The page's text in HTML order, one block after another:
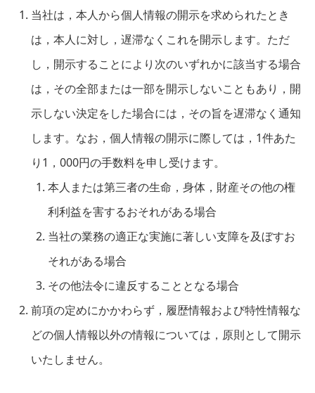
当社は，本人から個人情報の開示を求められたとき
は，本人に対し，遅滞なくこれを開示します。ただ
し，開示することにより次のいずれかに該当する場合
は，その全部または一部を開示しないこともあり，開
示しない決定をした場合には，その旨を遅滞なく通知
します。なお，個人情報の開示に際しては，1件あた
り1，000円の手数料を申し受けます。
本人または第三者の生命，身体，財産その他の権
利利益を害するおそれがある場合
当社の業務の適正な実施に著しい支障を及ぼすお
それがある場合
その他法令に違反することとなる場合
前項の定めにかかわらず，履歴情報および特性情報な
どの個人情報以外の情報については，原則として開示
いたしません。